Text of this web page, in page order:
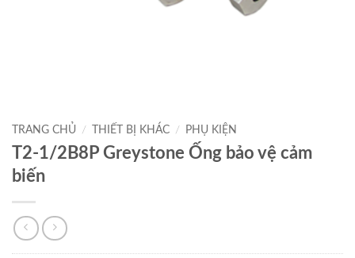
TRANG CHỦ / THIẾT BỊ KHÁC / PHỤ KIỆN
T2-1/2B8P Greystone Ống bảo vệ cảm
biến